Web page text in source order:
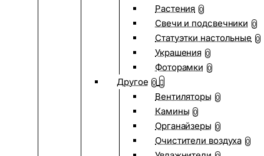
Растения 0
Свечи и подсвечники 0
Статуэтки настольные 0
Украшения 0
Фоторамки 0
Другое 0
Вентиляторы 0
Камины 0
Органайзеры 0
Очистители воздуха 0